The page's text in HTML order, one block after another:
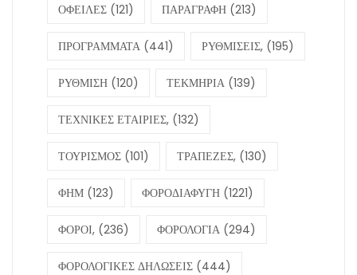
ΟΦΕΙΛΕΣ (121) ΠΑΡΑΓΡΑΦΗ (213)
ΠΡΟΓΡΑΜΜΑΤΑ (441) ΡΥΘΜΙΣΕΙΣ, (195)
ΡΥΘΜΙΣΗ (120) ΤΕΚΜΗΡΙΑ (139)
ΤΕΧΝΙΚΕΣ ΕΤΑΙΡΙΕΣ, (132)
ΤΟΥΡΙΣΜΟΣ (101) ΤΡΑΠΕΖΕΣ, (130)
ΦΗΜ (123) ΦΟΡΟΔΙΑΦΥΓΗ (1221)
ΦΟΡΟΙ, (236) ΦΟΡΟΛΟΓΙΑ (294)
ΦΟΡΟΛΟΓΙΚΕΣ ΔΗΛΩΣΕΙΣ (444)